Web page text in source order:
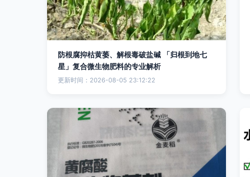
防根腐抑枯黄萎、解根毒破盐碱 「归根到地七
星」复合微生物肥料的专业解析
更新时间：2026-08-05 23:12:22